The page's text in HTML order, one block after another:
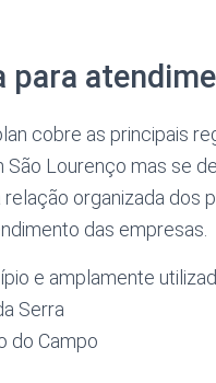
para
cobre as principais
Lourenço mas se
relação organizada
das empresas.
e amplamente
Serra
do Campo